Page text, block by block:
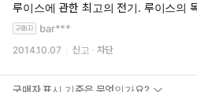
루이스에 관한 최고의 전기. 루이스의
bar***
2014.10.07 신고 차단